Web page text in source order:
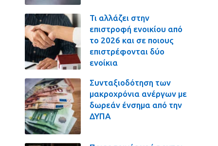
Τι αλλάζει στην
επιστροφή ενοικίου από
το 2026 και σε ποιους
επιστρέφονται δύο
ενοίκια
Συνταξιοδότηση των
μακροχρόνια ανέργων με
δωρεάν ένσημα από την
ΔΥΠΑ